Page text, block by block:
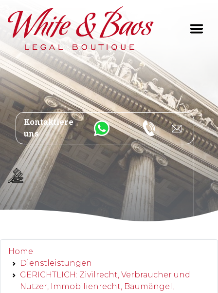
Main Navigation
Kontaktiere
uns
Home
Dienstleistungen
GERICHTLICH: Zivilrecht, Verbraucher und
Nutzer, Immobilienrecht, Baumängel,